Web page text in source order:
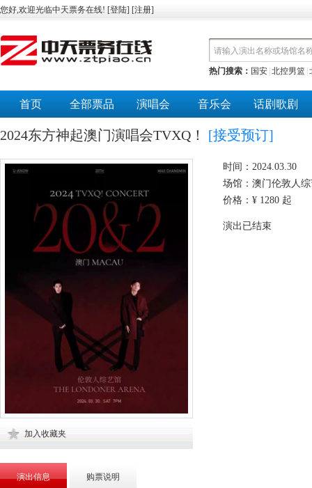
您好,欢迎光临中天票务在线! [登陆] [注册]
热门搜索： 国安 北控男篮
首页 全部票品 演唱会 音乐会 话剧歌剧
2024东方神起澳门演唱会TVXQ！ [接受预订]
加入收藏夹
时间：2024.03.30
场馆： 澳门伦敦人
价格： ¥ 1280 起
演出已结束
演出信息 购票说明